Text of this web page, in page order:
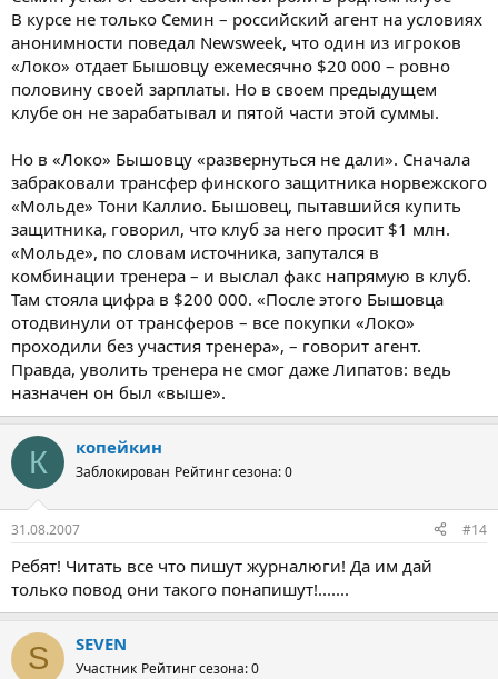
В курсе не только Семин – российский агент на условиях
анонимности поведал Newsweek, что один из игроков
«Локо» отдает Бышовцу ежемесячно $20 000 – ровно
половину своей зарплаты. Но в своем предыдущем
клубе он не зарабатывал и пятой части этой суммы.
Но в «Локо» Бышовцу «развернуться не дали». Сначала
забраковали трансфер финского защитника норвежского
«Мольде» Тони Каллио. Бышовец, пытавшийся купить
защитника, говорил, что клуб за него просит $1 млн.
«Мольде», по словам источника, запутался в
комбинации тренера – и выслал факс напрямую в клуб.
Там стояла цифра в $200 000. «После этого Бышовца
отодвинули от трансферов – все покупки «Локо»
проходили без участия тренера», – говорит агент.
Правда, уволить тренера не смог даже Липатов: ведь
назначен он был «выше».
К копейкин
Заблокирован Рейтинг сезона: 0
31.08.2007 #14
Ребят! Читать все что пишут журналюги! Да им дай
только повод они такого понапишут!.......
S SEVEN
Участник Рейтинг сезона: 0